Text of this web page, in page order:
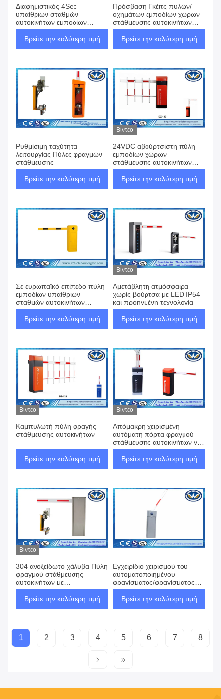
Διαφημιστικός 4Sec
υπαίθριων σταθμών
αυτοκινήτων εμποδίων
χώρος στάθμευσης
λεωφόρων αγορών μηχανών
Βρείτε την καλύτερη τιμή
Πρόσβαση Γκέιτς πυλών/
οχημάτων εμποδίων χώρων
στάθμευσης αυτοκινήτων
μηχανημάτων για το σύστημα
φόρου εθνικών οδών
Βρείτε την καλύτερη τιμή
Ρυθμίσιμη ταχύτητα
λειτουργίας Πύλες φραγμών
στάθμευσης
Βρείτε την καλύτερη τιμή
Βίντεο
24VDC αβούρτσιστη πύλη
εμποδίων χώρων
στάθμευσης αυτοκινήτων
ταλάντευσης πυλών οδικών
εμποδίων ασφάλειας
Βρείτε την καλύτερη τιμή
Σε ευρωπαϊκό επίπεδο πύλη
εμποδίων υπαίθριων
σταθμών αυτοκινήτων
σχεδίου με τον τηλεχειρισμό
βαρέων καθηκόντων
Βρείτε την καλύτερη τιμή
Βίντεο
Αμετάβλητη ατμόσφαιρα
χωρίς βούρτσα με LED IP54
και προηγμένη τεχνολογία
Βρείτε την καλύτερη τιμή
Βίντεο
Καμπυλωτή πύλη φραγής
στάθμευσης αυτοκινήτων
Βρείτε την καλύτερη τιμή
Βίντεο
Απόμακρη χειρισμένη
αυτόματη πόρτα φραγμού
στάθμευσης αυτοκινήτων για
έλεγχο πρόσβασης
Βρείτε την καλύτερη τιμή
Βίντεο
304 ανοξείδωτο χάλυβα Πύλη
φραγμού στάθμευσης
αυτοκινήτων με
σερβοκινητήρα για έξυπνη
ασφάλεια στάθμευσης
Βρείτε την καλύτερη τιμή
Εγχειρίδιο χειρισμού του
αυτοματοποιημένου
φραγίσματος/φραγίσματος
στάθμευσης αυτοκινήτου
Βρείτε την καλύτερη τιμή
1 2 3 4 5 6 7 8